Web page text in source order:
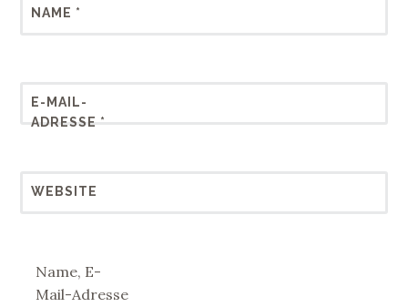
NAME *
E-MAIL-
ADRESSE *
WEBSITE
Name, E-
Mail-Adresse